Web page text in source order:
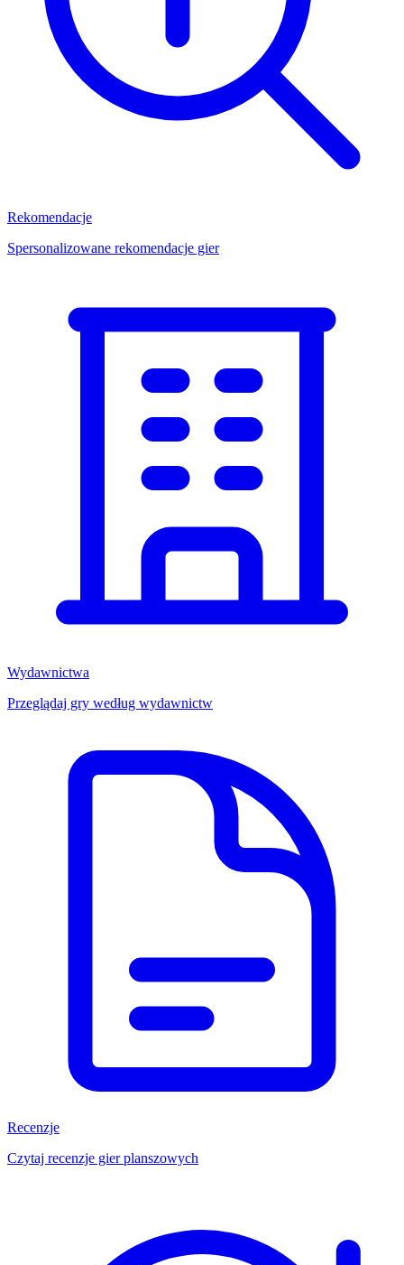
Rekomendacje
Spersonalizowane rekomendacje gier
Wydawnictwa
Przeglądaj gry według wydawnictw
Recenzje
Czytaj recenzje gier planszowych